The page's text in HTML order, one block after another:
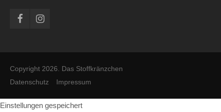
Copyright 2026. Das Stoffkränzchen
Datenschutz
Impressum
Einstellungen gespeichert